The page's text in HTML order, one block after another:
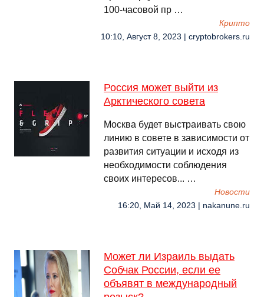
100-часовой пр …
Крипто
10:10, Август 8, 2023 | cryptobrokers.ru
Россия может выйти из
Арктического совета
Москва будет выстраивать свою
линию в совете в зависимости от
развития ситуации и исходя из
необходимости соблюдения
своих интересов... …
Новости
16:20, Май 14, 2023 | nakanune.ru
Может ли Израиль выдать
Собчак России, если ее
объявят в международный